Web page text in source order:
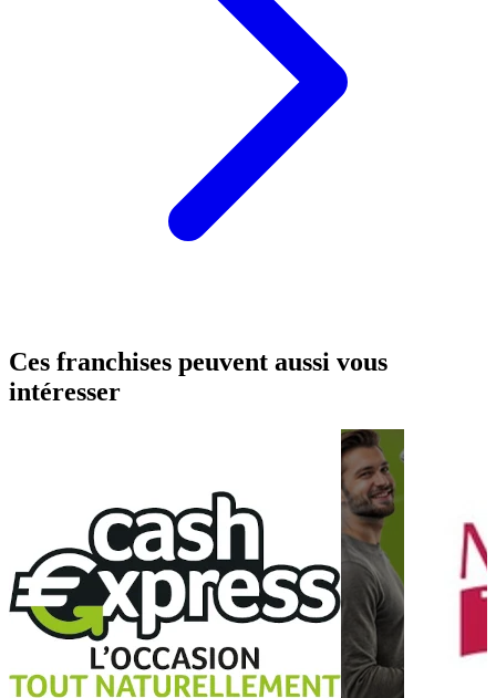
Ces franchises peuvent aussi vous
intéresser